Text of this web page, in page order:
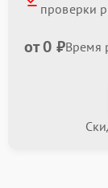
проверки
от 0 ₽Время